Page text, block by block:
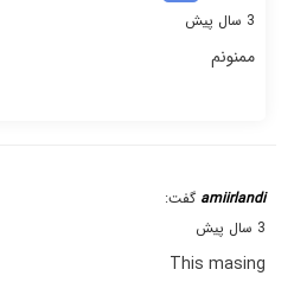
3 سال پیش
ممنونم
amiirlandi گفت:
3 سال پیش
This masing